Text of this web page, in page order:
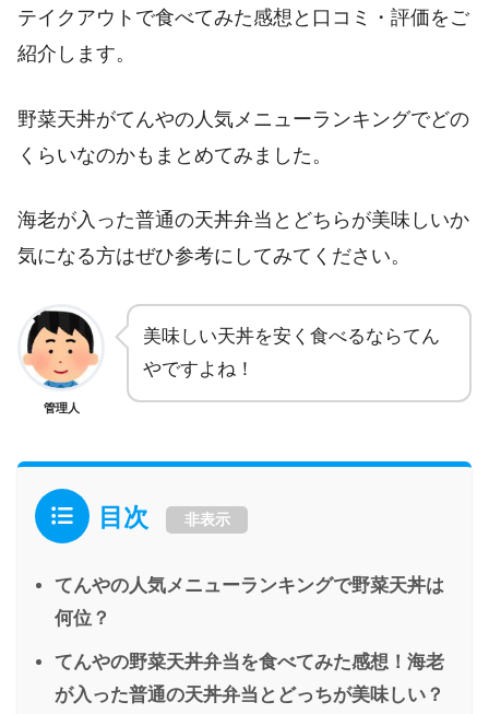
テイクアウトで食べてみた感想と口コミ・評価をご
紹介します。
野菜天丼がてんやの人気メニューランキングでどの
くらいなのかもまとめてみました。
海老が入った普通の天丼弁当とどちらが美味しいか
気になる方はぜひ参考にしてみてください。
管理人
美味しい天丼を安く食べるならてん
やですよね！
目次 非表示
てんやの人気メニューランキングで野菜天丼は
何位？
てんやの野菜天丼弁当を食べてみた感想！海老
が入った普通の天丼弁当とどっちが美味しい？